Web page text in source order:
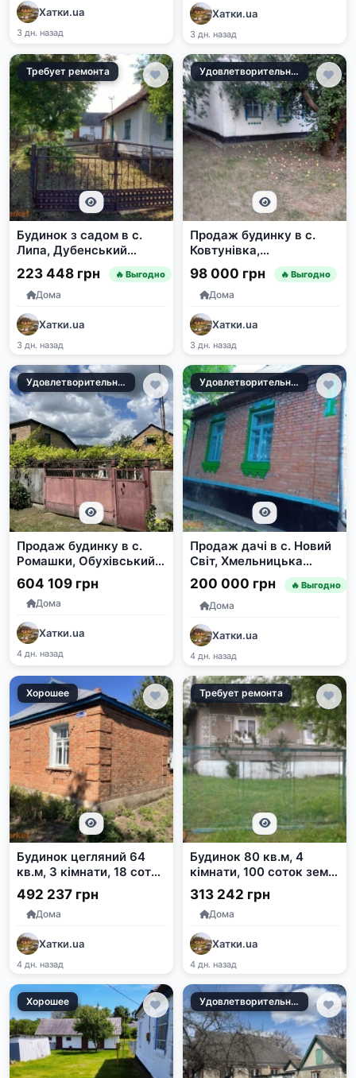
Хатки.ua
3 дн. назад
Хатки.ua
3 дн. назад
Требует ремонта
Будинок з садом в с.
Липа, Дубенський
район
223 448 грн 🔥 Выгодно
Дома
Хатки.ua
3 дн. назад
Удовлетворительное
Продаж будинку в с.
Ковтунівка,
Золотоніський район,
Черкаська область
98 000 грн 🔥 Выгодно
Дома
Хатки.ua
3 дн. назад
Удовлетворительное
Продаж будинку в с.
Ромашки, Обухівський
район, Київська область
604 109 грн
Дома
Хатки.ua
4 дн. назад
Удовлетворительное
Продаж дачі в с. Новий
Світ, Хмельницька
область
200 000 грн 🔥 Выгодно
Дома
Хатки.ua
4 дн. назад
Хорошее
Будинок цегляний 64
кв.м, 3 кімнати, 18 соток
землі в с. Крутогорб
492 237 грн
Дома
Хатки.ua
4 дн. назад
Требует ремонта
Будинок 80 кв.м, 4
кімнати, 100 соток землі
в с. Біличі, Львівська
область
313 242 грн
Дома
Хатки.ua
4 дн. назад
Хорошее Удовлетворительное